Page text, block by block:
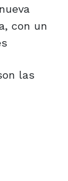
con un
las